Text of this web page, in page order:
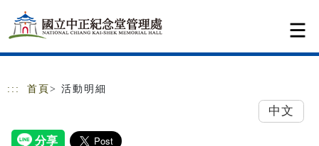
跳到主要內容
網站導覽
::: 首頁 > 活動明細
中文